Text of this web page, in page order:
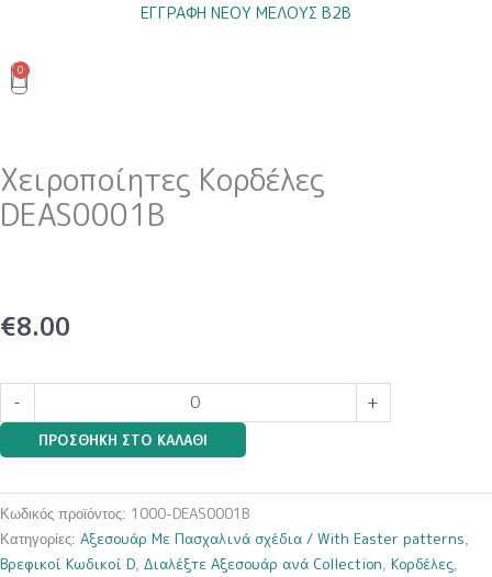
περιεχόμενο
ΕΓΓΡΑΦΗ ΝΕΟΥ ΜΕΛΟΥΣ B2B
0
Cart
Χειροποίητες Κορδέλες
DEAS0001B
€8.00
-
Κορδέλες
DEAS0001B
+
ΠΡΟΣΘΉΚΗ ΣΤΟ ΚΑΛΆΘΙ
Κωδικός προϊόντος: 1000-DEAS0001B
Κατηγορίες: Αξεσουάρ Με Πασχαλινά σχέδια / With Easter patterns
Βρεφικοί Κωδικοί D Διαλέξτε Αξεσουάρ ανά Collection Κορδέλες